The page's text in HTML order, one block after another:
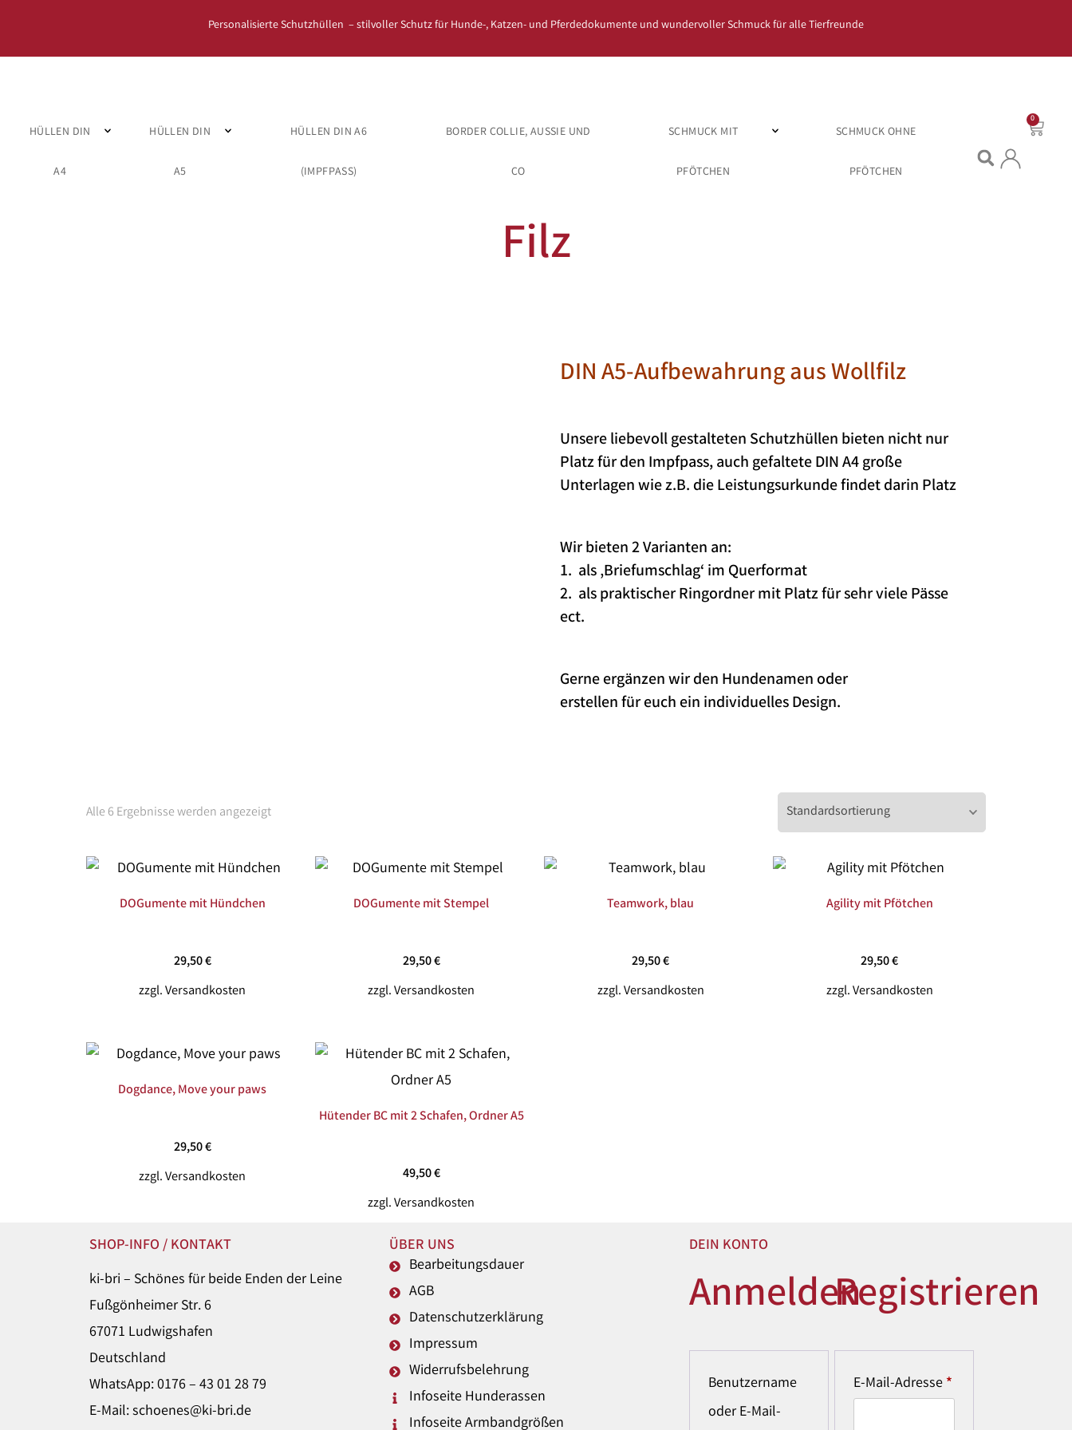
Personalisierte Schutzhüllen – stilvoller Schutz für Hunde-, Katzen- und Pferdedokumente und wundervoller Schmuck für alle Tierfreunde
HÜLLEN DIN
A4
HÜLLEN DIN
A5
HÜLLEN DIN A6
(IMPFPASS)
BORDER COLLIE, AUSSIE UND
CO
SCHMUCK MIT
PFÖTCHEN
SCHMUCK OHNE
PFÖTCHEN
0
Filz
DIN A5-Aufbewahrung aus Wollfilz
Unsere liebevoll gestalteten Schutzhüllen bieten nicht nur
Platz für den Impfpass, auch gefaltete DIN A4 große
Unterlagen wie z.B. die Leistungsurkunde findet darin Platz
Wir bieten 2 Varianten an:
1. als ‚Briefumschlag‘ im Querformat
2. als praktischer Ringordner mit Platz für sehr viele Pässe
ect.
Gerne ergänzen wir den Hundenamen oder
erstellen für euch ein individuelles Design.
Alle 6 Ergebnisse werden angezeigt
DOGumente mit Hündchen
29,50€
zzgl.Versandkosten
DOGumente mit Stempel
29,50€
zzgl.Versandkosten
Teamwork, blau
29,50€
zzgl.Versandkosten
Agility mit Pfötchen
29,50€
zzgl.Versandkosten
Dogdance, Move your paws
29,50€
zzgl.Versandkosten
Hütender BC mit 2 Schafen, Ordner A5
49,50€
zzgl.Versandkosten
SHOP-INFO / KONTAKT
ki-bri – Schönes für beide Enden der Leine
Fußgönheimer Str. 6
67071 Ludwigshafen
Deutschland
WhatsApp: 0176 – 43 01 28 79
E-Mail: schoenes@ki-bri.de
ÜBER UNS
Bearbeitungsdauer
AGB
Datenschutzerklärung
Impressum
Widerrufsbelehrung
Infoseite Hunderassen
Infoseite Armbandgrößen
DEIN KONTO
Anmelden
Benutzername
oder E-Mail-
Registrieren
E-Mail-Adresse*